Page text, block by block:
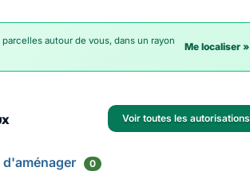
autour de vous, dans un rayon
Me localiser »
Voir toutes les autorisations
d'aménager 0